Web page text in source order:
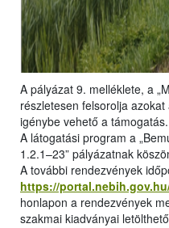
A pályázat 9. melléklete, a
részletesen felsorolja
igénybe vehető a támogatás.
A látogatási program a
1.2.1–23” pályázatnak
A további rendezvények
https://
honlapon a rendezvények
szakmai kiadványai